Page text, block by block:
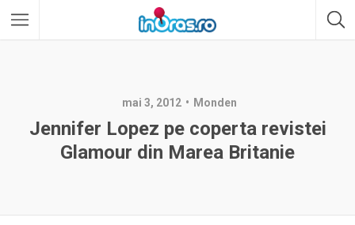
mai 3, 2012 Monden
Jennifer Lopez pe coperta revistei
Glamour din Marea Britanie